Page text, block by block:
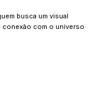
busca um visual
com o universo